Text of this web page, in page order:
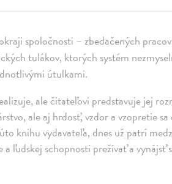
spoločnosti – zbedačených
tulákov, ktorých systém
útulkami.
ale čitateľovi predstavuje jej
ale aj hrdosť, vzdor a vzopretie
knihu vydavateľa, dnes už patrí
ľudskej schopnosti prežívať a vynájsť